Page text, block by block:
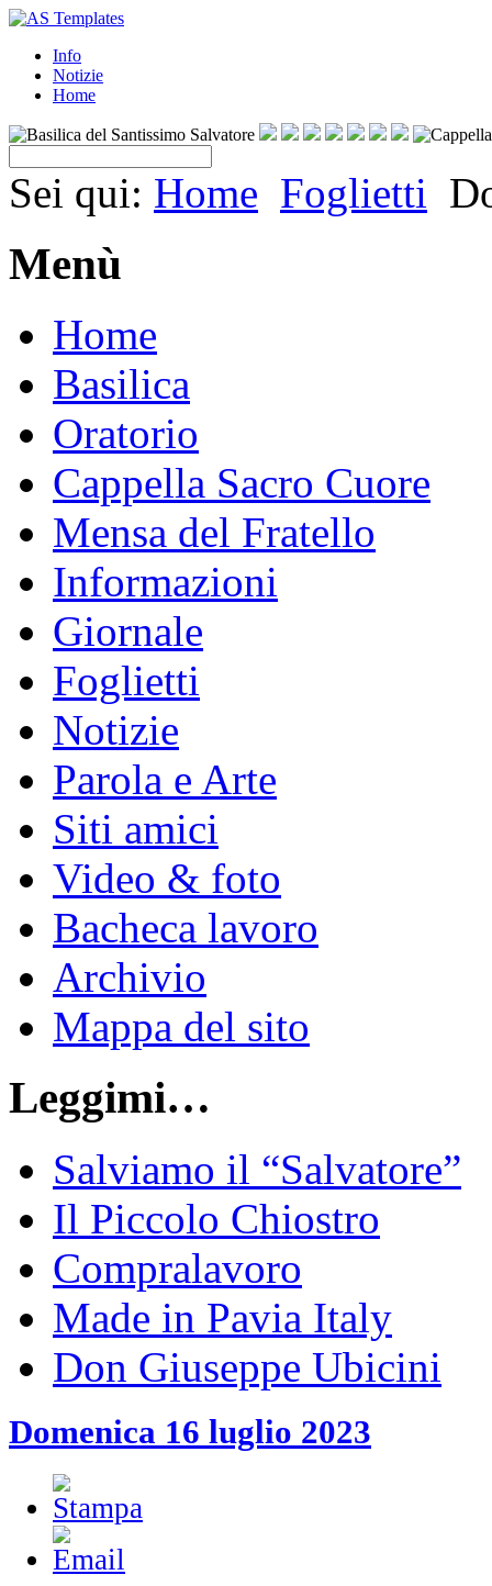
Info
Notizie
Home
Sei qui: Home Foglietti
Menù
Home
Basilica
Oratorio
Cappella Sacro Cuore
Mensa del Fratello
Informazioni
Giornale
Foglietti
Notizie
Parola e Arte
Siti amici
Video & foto
Bacheca lavoro
Archivio
Mappa del sito
Leggimi…
Salviamo il “Salvatore”
Il Piccolo Chiostro
Compralavoro
Made in Pavia Italy
Don Giuseppe Ubicini
Domenica 16 luglio 2023